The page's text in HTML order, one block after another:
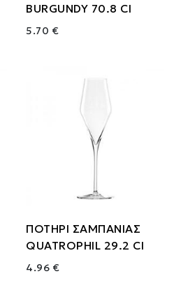
BURGUNDY 70.8 Cl
5.70 €
ΠΟΤΗΡΙ ΣΑΜΠΑΝΙΑΣ
QUATROPHIL 29.2 Cl
4.96 €